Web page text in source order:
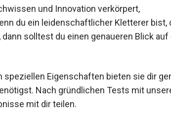
und Innovation verkörpert,
du ein leidenschaftlicher Kletterer bist,
dann solltest du einen genaueren Blick
speziellen Eigenschaften bieten sie dir
benötigst. Nach gründlichen Tests mit
Ergebnisse mit dir teilen.